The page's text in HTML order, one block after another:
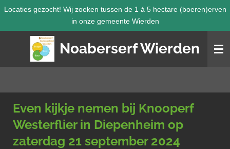
Ga
hoofdinhoud
Noaberserf Wierden
Locaties gezocht! Wij zoeken tussen de 1 á 5 hectare (boeren)erven
in onze gemeente Wierden
Even kijkje nemen bij Knooperf
Westerflier in Diepenheim op
zaterdag 21 september 2024